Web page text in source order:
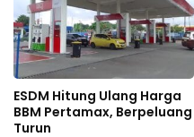
ESDM Hitung Ulang Harga
BBM Pertamax, Berpeluang
Turun